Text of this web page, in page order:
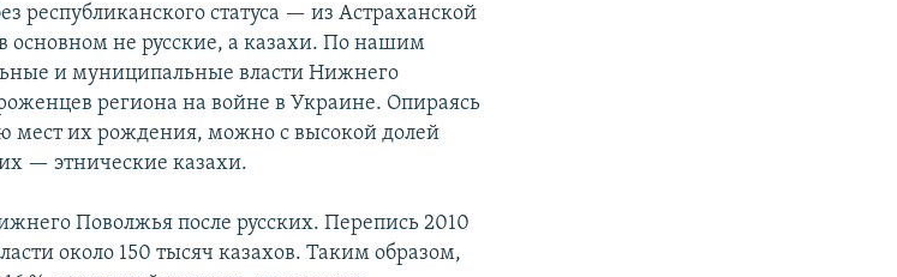
республиканского статуса — из Астраханской
основном не русские, а казахи. По нашим
и муниципальные власти Нижнего
региона на войне в Украине. Опираясь
мест их рождения, можно с высокой долей
— этнические казахи.
Поволжья после русских. Перепись 2010
около 150 тысяч казахов. Таким образом,